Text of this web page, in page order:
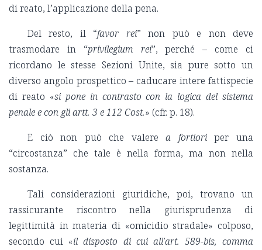
di reato, l’applicazione della pena.
Del resto, il “favor rei” non può e non deve
trasmodare in “privilegium rei”, perché – come ci
ricordano le stesse Sezioni Unite, sia pure sotto un
diverso angolo prospettico – caducare intere fattispecie
di reato «si pone in contrasto con la logica del sistema
penale e con gli artt. 3 e 112 Cost.» (cfr. p. 18).
E ciò non può che valere a fortioriper una
“circostanza” che tale è nella forma, ma non nella
sostanza.
Tali considerazioni giuridiche, poi, trovano un
rassicurante riscontro nella giurisprudenza di
legittimità in materia di «omicidio stradale» colposo,
secondo cui «il disposto di cui all'art. 589-bis, comma